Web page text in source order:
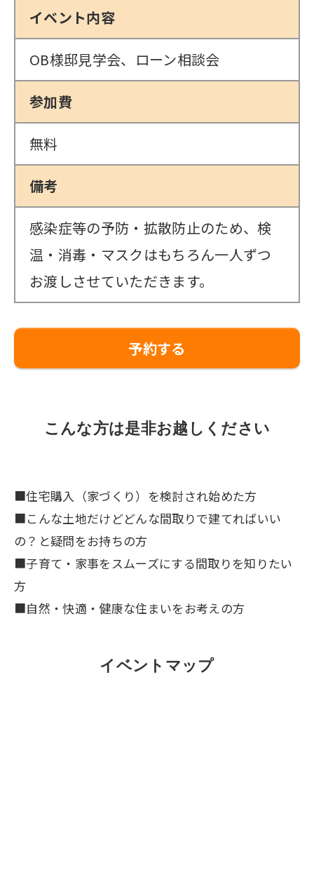
イベント内容
OB様邸見学会、ローン相談会
参加費
無料
備考
感染症等の予防・拡散防止のため、検
温・消毒・マスクはもちろん一人ずつ
お渡しさせていただきます。
予約する
こんな方は是非お越しください
■住宅購入（家づくり）を検討され始めた方
■こんな土地だけどどんな間取りで建てればいい
の？と疑問をお持ちの方
■子育て・家事をスムーズにする間取りを知りたい
方
■自然・快適・健康な住まいをお考えの方
イベントマップ